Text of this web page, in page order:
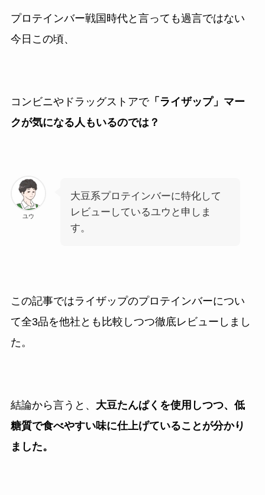
プロテインバー戦国時代と言っても過言ではない
今日この頃、
コンビニやドラッグストアで「ライザップ」マー
クが気になる人もいるのでは？
ユウ
大豆系プロテインバーに特化して
レビューしているユウと申しま
す。
この記事ではライザップのプロテインバーについ
て全3品を他社とも比較しつつ徹底レビューしまし
た。
結論から言うと、 大豆たんぱくを使用しつつ、低
糖質で食べやすい味に仕上げていることが分かり
ました。